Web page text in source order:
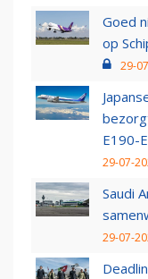
Goed
op
29-
E190-
29-07-
Saudi
29-07-